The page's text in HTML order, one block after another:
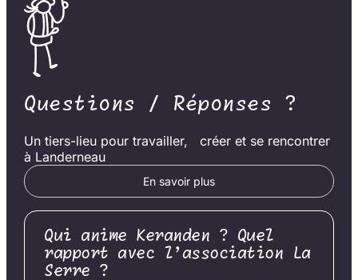
Questions / Réponses ?
Un tiers-lieu pour travailler, créer et se rencontrer
à Landerneau
En savoir plus
Qui anime Keranden ? Quel
rapport avec l’association La
Serre ?